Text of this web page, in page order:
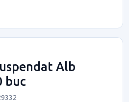
Alb
buc